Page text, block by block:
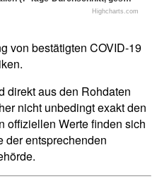
Highcharts.com
von bestätigten COVID-19
direkt aus den Rohdaten
nicht unbedingt exakt den
offiziellen Werte finden sich
der entsprechenden